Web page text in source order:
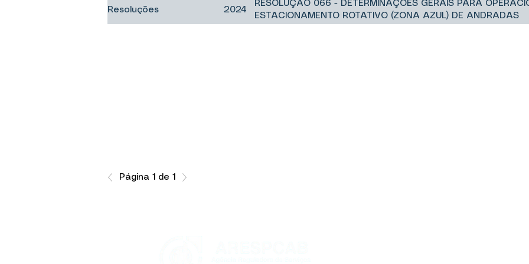
Resoluções 2024
RESOLUÇÃO 066 - DETERMINAÇÕES GERAIS PARA
ESTACIONAMENTO ROTATIVO (ZONA AZUL) DE ANDRADAS
Página 1 de 1